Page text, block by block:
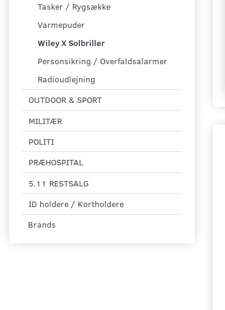
Tasker / Rygsække
Varmepuder
Wiley X Solbriller
Personsikring / Overfaldsalarmer
Radioudlejning
OUTDOOR & SPORT
MILITÆR
POLITI
PRÆHOSPITAL
5.11 RESTSALG
ID holdere / Kortholdere
Brands